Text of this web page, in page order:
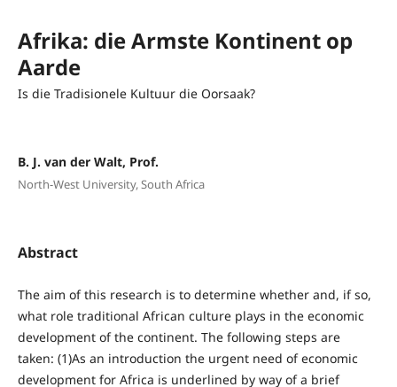
Afrika: die Armste Kontinent op
Aarde
Is die Tradisionele Kultuur die Oorsaak?
B. J. van der Walt, Prof.
North-West University, South Africa
Abstract
The aim of this research is to determine whether and, if so,
what role traditional African culture plays in the economic
development of the continent. The following steps are
taken: (1)As an introduction the urgent need of economic
development for Africa is underlined by way of a brief